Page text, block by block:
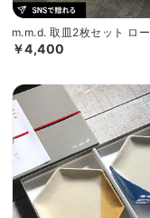
m.m.d. 取皿2枚セット ロ
￥4,400